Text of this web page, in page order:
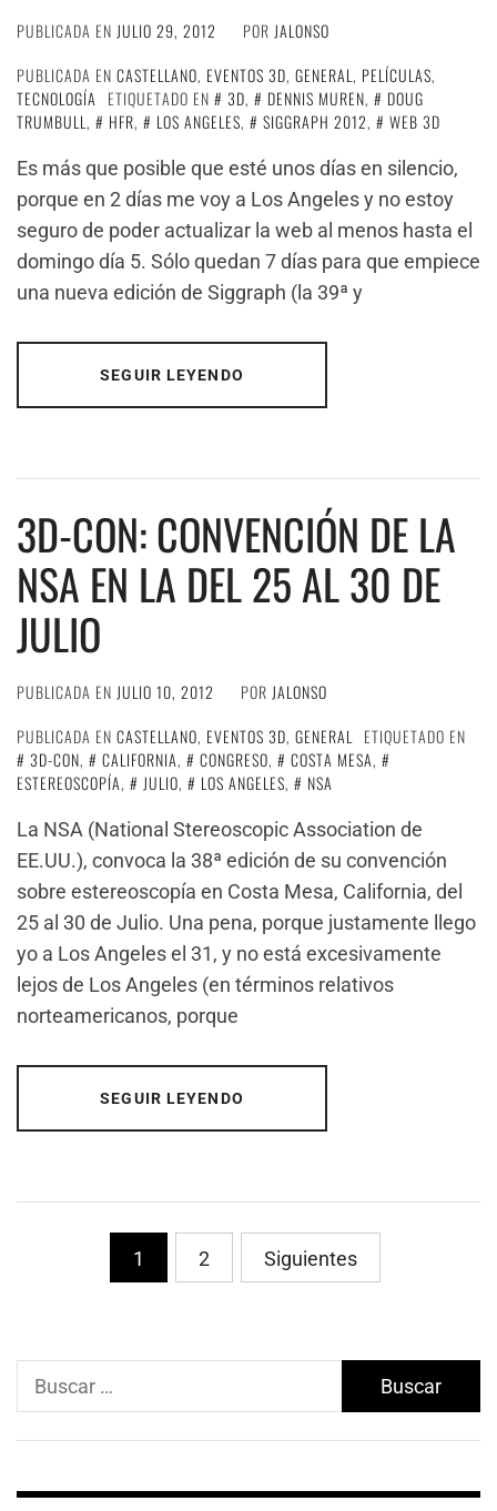
PUBLICADA EN JULIO 29, 2012 POR JALONSO
PUBLICADA EN CASTELLANO, EVENTOS 3D, GENERAL, PELÍCULAS,
TECNOLOGÍA
ETIQUETADO EN 3D, DENNIS MUREN,
DOUG
TRUMBULL, HFR, LOS ANGELES, SIGGRAPH 2012,
WEB 3D
Es más que posible que esté unos días en silencio,
porque en 2 días me voy a Los Angeles y no estoy
seguro de poder actualizar la web al menos hasta el
domingo día 5. Sólo quedan 7 días para que empiece
una nueva edición de Siggraph (la 39ª y
SEGUIR LEYENDO
3D-CON: CONVENCIÓN DE LA
NSA EN LA DEL 25 AL 30 DE
JULIO
PUBLICADA EN JULIO 10, 2012 POR JALONSO
PUBLICADA EN CASTELLANO, EVENTOS 3D, GENERAL
ETIQUETADO EN
3D-CON, CALIFORNIA, CONGRESO, COSTA MESA,
ESTEREOSCOPÍA, JULIO, LOS ANGELES,
NSA
La NSA (National Stereoscopic Association de
EE.UU.), convoca la 38ª edición de su convención
sobre estereoscopía en Costa Mesa, California, del
25 al 30 de Julio. Una pena, porque justamente llego
yo a Los Angeles el 31, y no está excesivamente
lejos de Los Angeles (en términos relativos
norteamericanos, porque
SEGUIR LEYENDO
Paginación
1 2 Siguientes
Buscar: